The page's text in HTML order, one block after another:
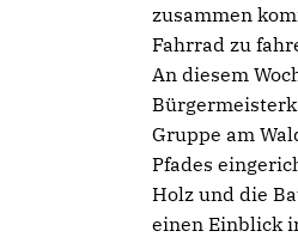
zusammen
Fahrrad zu
An diesem
Gruppe am
Pfades
Holz und die
einen Einblick